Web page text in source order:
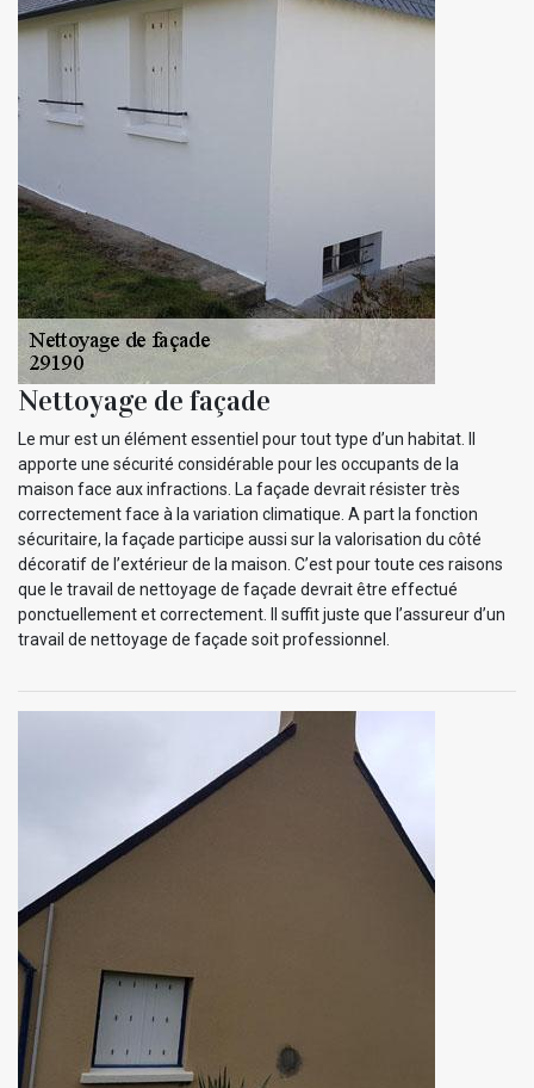
Nettoyage de façade
Le mur est un élément essentiel pour tout type d’un habitat. Il
apporte une sécurité considérable pour les occupants de la
maison face aux infractions. La façade devrait résister très
correctement face à la variation climatique. A part la fonction
sécuritaire, la façade participe aussi sur la valorisation du côté
décoratif de l’extérieur de la maison. C’est pour toute ces raisons
que le travail de nettoyage de façade devrait être effectué
ponctuellement et correctement. Il suffit juste que l’assureur d’un
travail de nettoyage de façade soit professionnel.